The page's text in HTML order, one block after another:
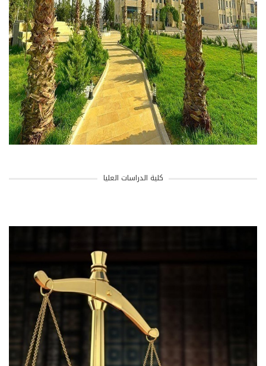
كلية الدراسات العليا